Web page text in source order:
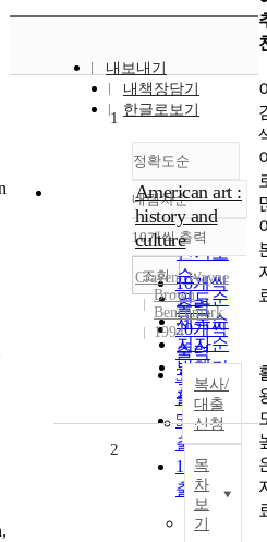
내보내기
내책장담기
한글로보기
정확도순
정확도
순
인기도
순
연도순
제목순
저자순
발행기
관순
내림차순
내림차순
10개씩 출력
10개씩
출력
20개씩
출력
30개씩
출력
50개씩
출력
100개씩
출력
조회
1
American art :
history and
culture
Craven, Wayne
Brown
Benchmark
1994
복사/
대출
신청
목
차
보
기
2